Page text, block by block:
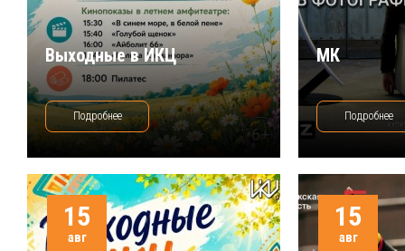
Выходные в ИКЦ
Подробнее
МК
Подробнее
15
авг
15
авг